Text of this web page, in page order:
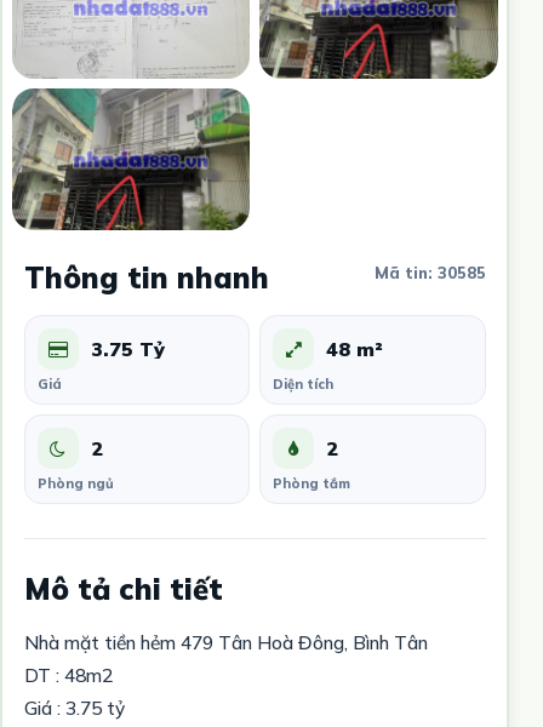
Thông tin nhanh Mã tin: 30585
3.75 Tỷ
Giá
48 m²
Diện tích
2
Phòng ngủ
2
Phòng tắm
Mô tả chi tiết
Nhà mặt tiền hẻm 479 Tân Hoà Đông, Bình Tân
DT : 48m2
Giá : 3.75 tỷ